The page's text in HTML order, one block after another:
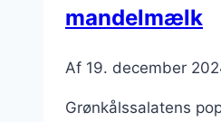
mandelmælk
Af 19. december
Grønkålssalatens